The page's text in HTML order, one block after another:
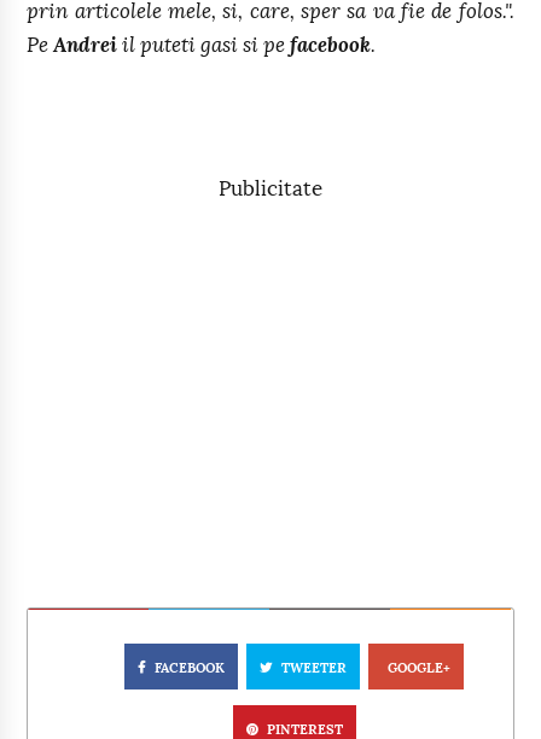
prin articolele mele, si, care, sper sa va fie de folos.".
PeAndrei il puteti gasi si pefacebook.
Publicitate
FACEBOOK TWEETER GOOGLE+
PINTEREST